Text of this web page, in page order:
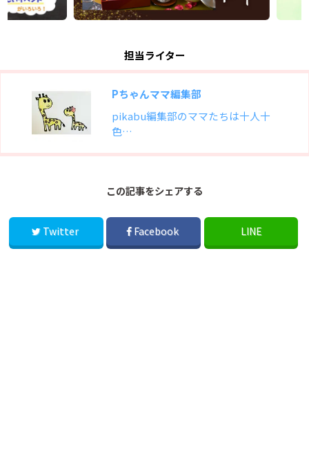
担当ライター
Pちゃんママ編集部
pikabu編集部のママたちは十人十
色…
この記事をシェアする
Twitter Facebook LINE